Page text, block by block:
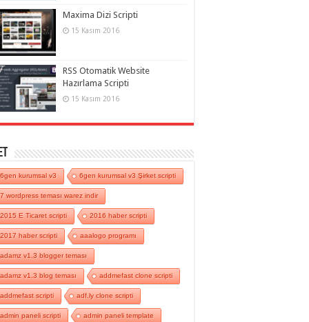
Maxima Dizi Scripti
15 Kasım 2016
RSS Otomatik Website
Hazırlama Scripti
15 Kasım 2016
6gen kurumsal v3 6gen kurumsal v3 Şirket scripti
7 wordpress teması warez indir
2015 E Ticaret scripti 2016 haber scripti
2017 haber scripti aaalogo programı
adamz v1.3 blogger teması
adamz v1.3 blog teması addmefast clone scripti
addmefast scripti adf.ly clone scripti
admin paneli scripti admin paneli template